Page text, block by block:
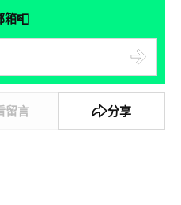
箱📮
留言 分享